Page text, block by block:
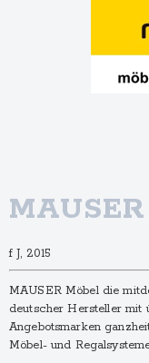
MAUSER
f J, 2015
MAUSER Möbel die
deutscher Hersteller mit
Angebots­marken
Möbel- und